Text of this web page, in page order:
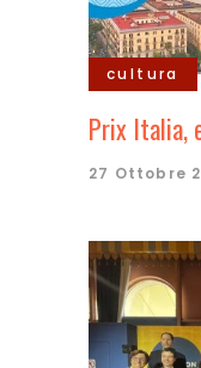
cultura
Prix Italia,
27 Ottobre